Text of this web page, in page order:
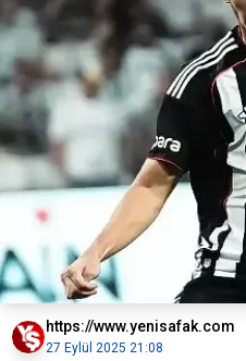
https://www.yenisafak.com
27 Eylül 2025 21:08